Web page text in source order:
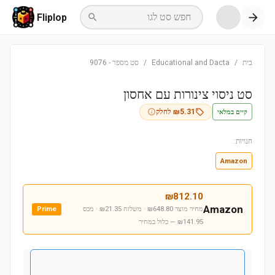
חפש סט לגו Fliplop
בית /
Educational and Dacta
/ סט מספר -
9076
סט ניסוי צינורות עם אחסון
קיים במלאי ₪5.31 לחלק
חנויות:
Amazon
Amazon
₪812.10
מחיר מוצר ₪648.80 · משלוח ₪21.35 · מכס
₪141.95 — כלול במחיר
Prime